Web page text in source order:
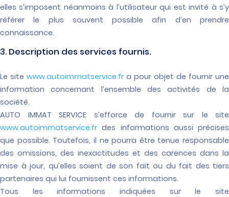
elles s’imposent néanmoins à l’utilisateur qui est invité à s’y
référer le plus souvent possible afin d’en prendre
connaissance.
3. Description des services fournis.
Le site www.autoimmatservice.fr a pour objet de fournir une
information concernant l’ensemble des activités de la
société.
AUTO IMMAT SERVICE s’efforce de fournir sur le site
www.autoimmatservice.fr des informations aussi précises
que possible. Toutefois, il ne pourra être tenue responsable
des omissions, des inexactitudes et des carences dans la
mise à jour, qu’elles soient de son fait ou du fait des tiers
partenaires qui lui fournissent ces informations.
Tous les informations indiquées sur le site